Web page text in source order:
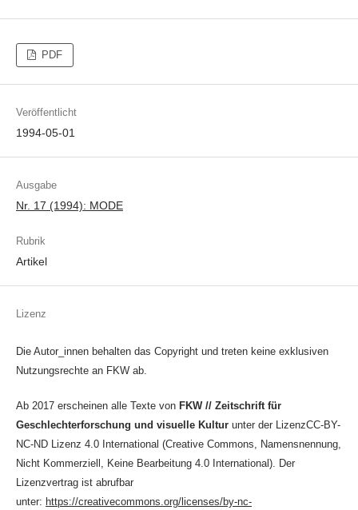
PDF
Veröffentlicht
1994-05-01
Ausgabe
Nr. 17 (1994): MODE
Rubrik
Artikel
Lizenz
Die Autor_innen behalten das Copyright und treten keine exklusiven
Nutzungsrechte an FKW ab.
Ab 2017 erscheinen alle Texte von FKW // Zeitschrift für
Geschlechterforschung und visuelle Kulturunter der LizenzCC-BY-
NC-ND Lizenz 4.0 International (Creative Commons, Namensnennung,
Nicht Kommerziell, Keine Bearbeitung 4.0 International). Der
Lizenzvertrag ist abrufbar
unter: https://creativecommons.org/licenses/by-nc-